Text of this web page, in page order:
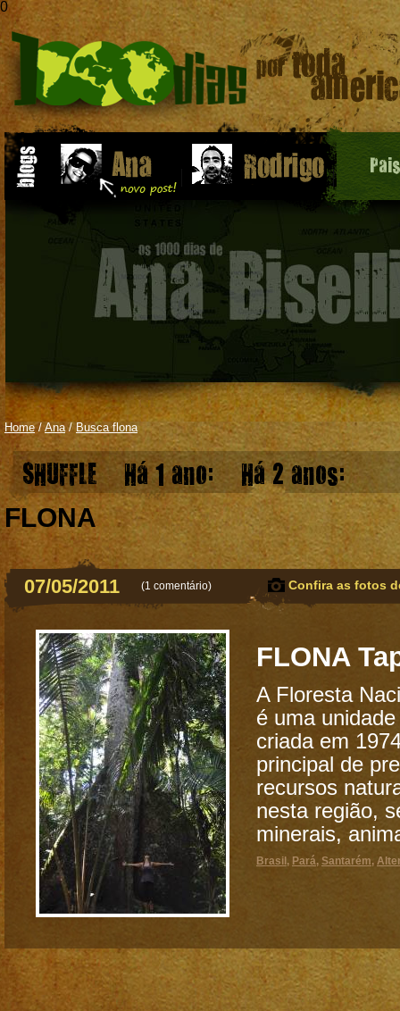
0
Home/ Ana/ Busca flona
SHUFFLE Há 1 ano: Há 2 anos:
FLONA
07/05/2011 (1 comentário) Confira as fotos
FLONA
A Floresta
é uma
criada em
principal de
recursos
nesta região,
minerais,
Brasil , Pará, Santarém,